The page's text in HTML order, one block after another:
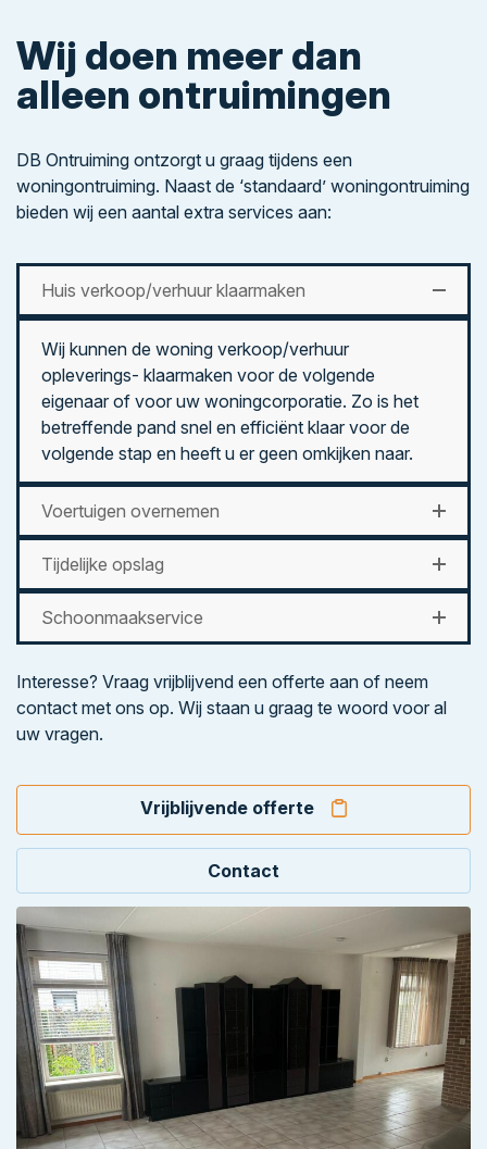
Wij doen meer dan
alleen ontruimingen
DB Ontruiming ontzorgt u graag tijdens een
woningontruiming. Naast de ‘standaard’ woningontruiming
bieden wij een aantal extra services aan:
Huis verkoop/verhuur klaarmaken
Wij kunnen de woning verkoop/verhuur
opleverings- klaarmaken voor de volgende
eigenaar of voor uw woningcorporatie. Zo is het
betreffende pand snel en efficiënt klaar voor de
volgende stap en heeft u er geen omkijken naar.
Voertuigen overnemen
Tijdelijke opslag
Schoonmaakservice
Interesse? Vraag vrijblijvend een offerte aan of neem
contact met ons op. Wij staan u graag te woord voor al
uw vragen.
Vrijblijvende offerte
Contact